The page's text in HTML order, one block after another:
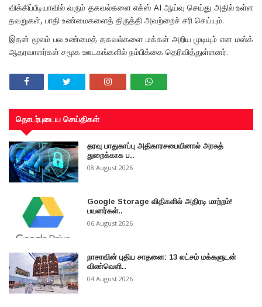
விக்கிப்பீடியாவில் வரும் தகவல்களை எக்ஸ் AI ஆய்வு செய்து அதில் உள்ள
தவறுகள், பாதி உண்மைகளைத் திருத்தி அவற்றைச் சரி செய்யும்.
இதன் மூலம் பல உண்மைத் தகவல்களை மக்கள் அறிய முடியும் என மஸ்க்
ஆதரவாளர்கள் சமூக ஊடகங்களில் நம்பிக்கை தெரிவித்துள்ளனர்.
தொடர்புடைய செய்திகள்
தரவு பாதுகாப்பு அதிகாரசபையினால் அரசுத்
துறைக்காக ப..
08 August 2026
Google Storage விதிகளில் அதிரடி மாற்றம்!
பயனர்கள்..
06 August 2026
நாசாவின் புதிய சாதனை: 13 லட்சம் மக்களுடன்
விண்வெளி..
04 August 2026